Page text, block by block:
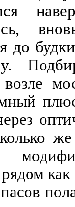
до
возле
же
как